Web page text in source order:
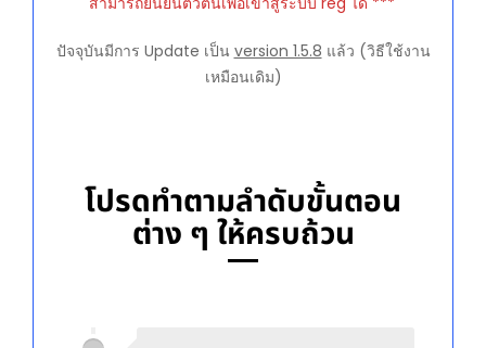
ปัจจุบันมีการ Update เป็น version 1.5.8 แล้ว (วิธีใช้งาน
เหมือนเดิม)
โปรดทำตามลำดับขั้นตอน
ต่าง ๆ ให้ครบถ้วน